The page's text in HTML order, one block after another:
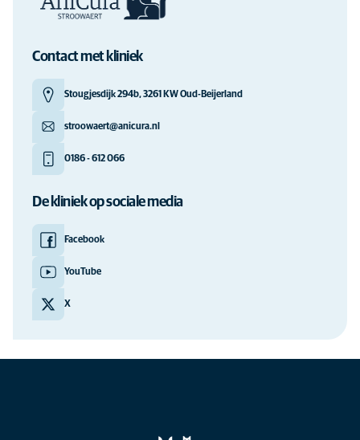
Contact met kliniek
Stougjesdijk 294b, 3261 KW Oud-Beijerland
stroowaert@anicura.nl
0186 - 612 066
De kliniek op sociale media
Facebook
YouTube
X